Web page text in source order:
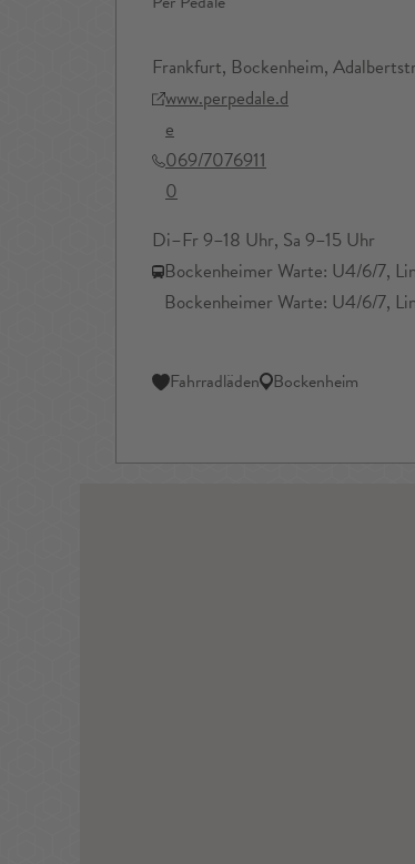
Frankfurt, Bockenheim,
www.perpedale.d
e
069/7076911
0
Di–Fr 9–18 Uhr, Sa 9–15 Uhr
Bockenheimer Warte: U4/6/7,
Bockenheimer Warte: U4/6/7,
Fahrradläden Bockenheim